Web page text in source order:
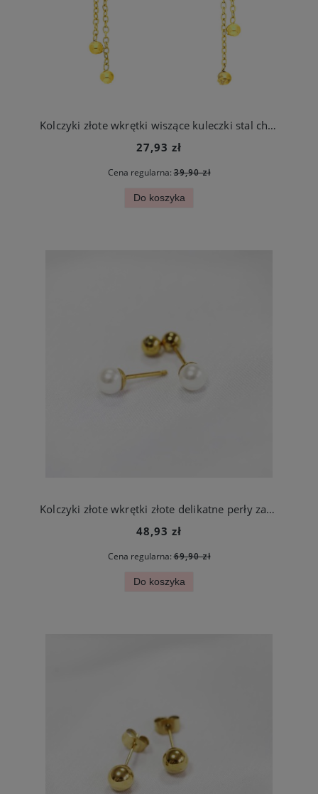
Kolczyki złote wkrętki wiszące kuleczki stal chirurgiczna 316l
27,93 zł
Cena regularna:39,90 zł
Do koszyka
Kolczyki złote wkrętki złote delikatne perły zakręcane ze stali jubilerskiej
48,93 zł
Cena regularna:69,90 zł
Do koszyka